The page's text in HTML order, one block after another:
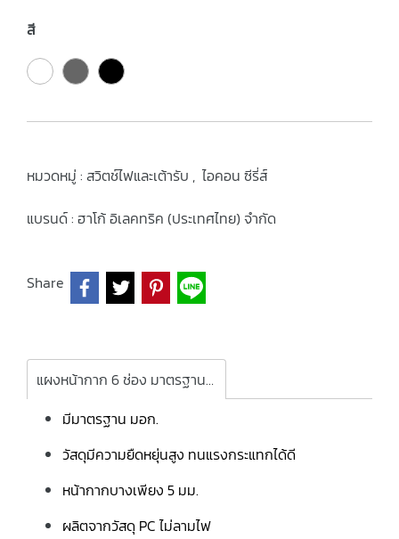
สี
หมวดหมู่ : สวิตช์ไฟและเต้ารับ , ไอคอน ซีรี่ส์
แบรนด์ : ฮาโก้ อิเลคทริค (ประเทศไทย) จำกัด
Share
แผงหน้ากาก 6 ช่อง มาตรฐานอังกฤษ
มีมาตรฐาน มอก.
วัสดุมีความยืดหยุ่นสูง ทนแรงกระแทกได้ดี
หน้ากากบางเพียง 5 มม.
ผลิตจากวัสดุ PC ไม่ลามไฟ